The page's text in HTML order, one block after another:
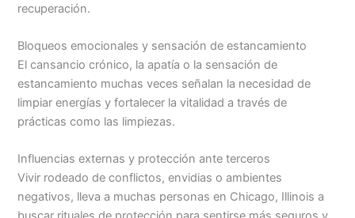
recuperación.
Bloqueos emocionales y sensación de estancamiento
El cansancio crónico, la apatía o la sensación de
estancamiento muchas veces señalan la necesidad de
limpiar energías y fortalecer la vitalidad a través de
prácticas como las limpiezas.
Influencias externas y protección ante terceros
Vivir rodeado de conflictos, envidias o ambientes
negativos, lleva a muchas personas en Chicago, Illinois a